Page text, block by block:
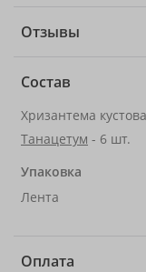
Отзывы
Состав
Хризантема
Танацетум - 6 шт.
Упаковка
Лента
Оплата